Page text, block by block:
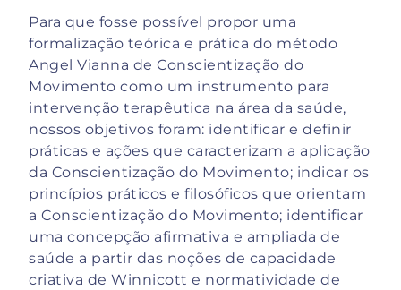
Para que fosse possível propor uma
formalização teórica e prática do método
Angel Vianna de Conscientização do
Movimento como um instrumento para
intervenção terapêutica na área da saúde,
nossos objetivos foram: identificar e definir
práticas e ações que caracterizam a aplicação
da Conscientização do Movimento; indicar os
princípios práticos e filosóficos que orientam
a Conscientização do Movimento; identificar
uma concepção afirmativa e ampliada de
saúde a partir das noções de capacidade
criativa de Winnicott e normatividade de